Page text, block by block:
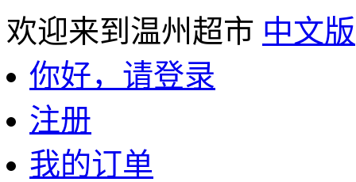
欢迎来到温州超市 中文版
你好，请登录
注册
我的订单